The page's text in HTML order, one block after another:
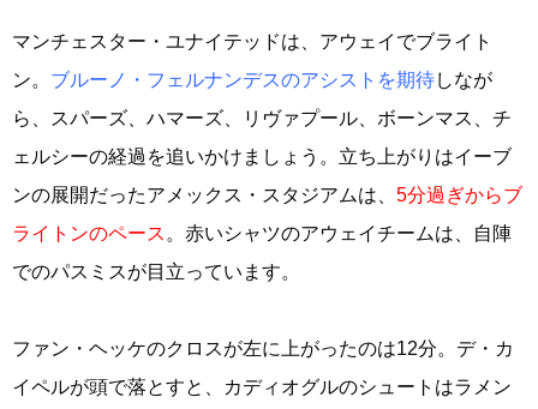
マンチェスター・ユナイテッドは、アウェイでブライト
ン。 ブルーノ・フェルナンデスのアシストを期待しなが
ら、スパーズ、ハマーズ、リヴァプール、ボーンマス、チ
ェルシーの経過を追いかけましょう。立ち上がりはイーブ
ンの展開だったアメックス・スタジアムは、 5分過ぎからブ
ライトンのペース 。赤いシャツのアウェイチームは、自陣
でのパスミスが目立っています。
ファン・ヘッケのクロスが左に上がったのは12分。デ・カ
イペルが頭で落とすと、カディオグルのシュートはラメン